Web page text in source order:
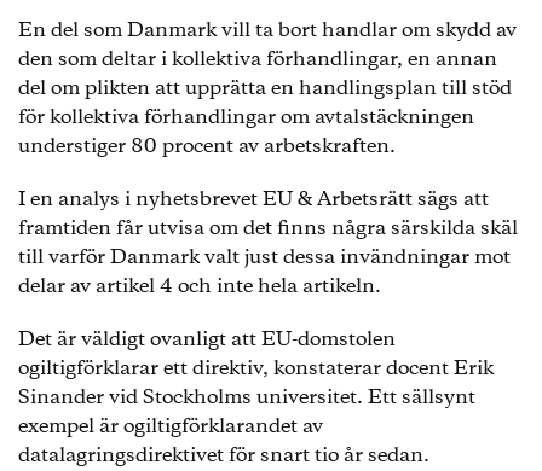
En del som Danmark vill ta bort handlar om skydd av
den som deltar i kollektiva förhandlingar, en annan
del om plikten att upprätta en handlingsplan till stöd
för kollektiva förhandlingar om avtalstäckningen
understiger 80 procent av arbetskraften.
I en analys i nyhetsbrevet EU & Arbetsrätt sägs att
framtiden får utvisa om det finns några särskilda skäl
till varför Danmark valt just dessa invändningar mot
delar av artikel 4 och inte hela artikeln.
Det är väldigt ovanligt att EU-domstolen
ogiltigförklarar ett direktiv, konstaterar docent Erik
Sinander vid Stockholms universitet. Ett sällsynt
exempel är ogiltigförklarandet av
datalagringsdirektivet för snart tio år sedan.